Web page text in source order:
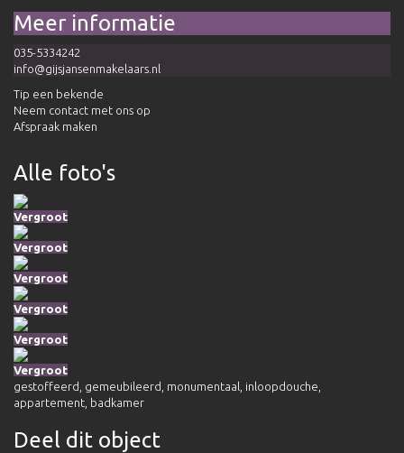
Meer informatie
035-5334242
info@gijsjansenmakelaars.nl
Tip een bekende
Neem contact met ons op
Afspraak maken
Alle foto's
Vergroot
Vergroot
Vergroot
Vergroot
Vergroot
Vergroot
gestoffeerd
gemeubileerd monumentaal inloopdouche
appartement badkamer
Deel dit object